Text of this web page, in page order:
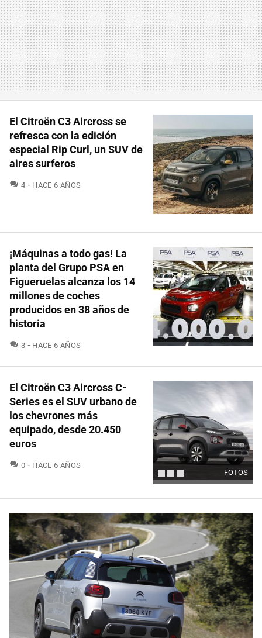
El Citroën C3 Aircross se
refresca con la edición
especial Rip Curl, un SUV de
aires surferos
4 COMENTARIOS
HACE 6 AÑOS
¡Máquinas a todo gas! La
planta del Grupo PSA en
Figueruelas alcanza los 14
millones de coches
producidos en 38 años de
historia
3 COMENTARIOS
HACE 6 AÑOS
FOTOS
El Citroën C3 Aircross C-
Series es el SUV urbano de
los chevrones más
equipado, desde 20.450
euros
0 COMENTARIOS
HACE 6 AÑOS